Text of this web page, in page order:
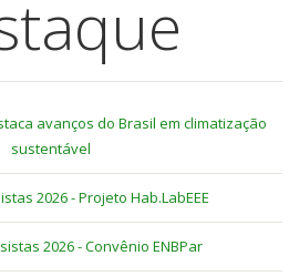
avanços do Brasil em climatização
sustentável
2026 - Projeto Hab.LabEEE
2026 - Convênio ENBPar